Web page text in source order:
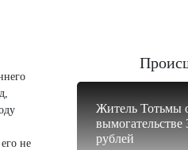
не
Житель Тотьмы
рублей